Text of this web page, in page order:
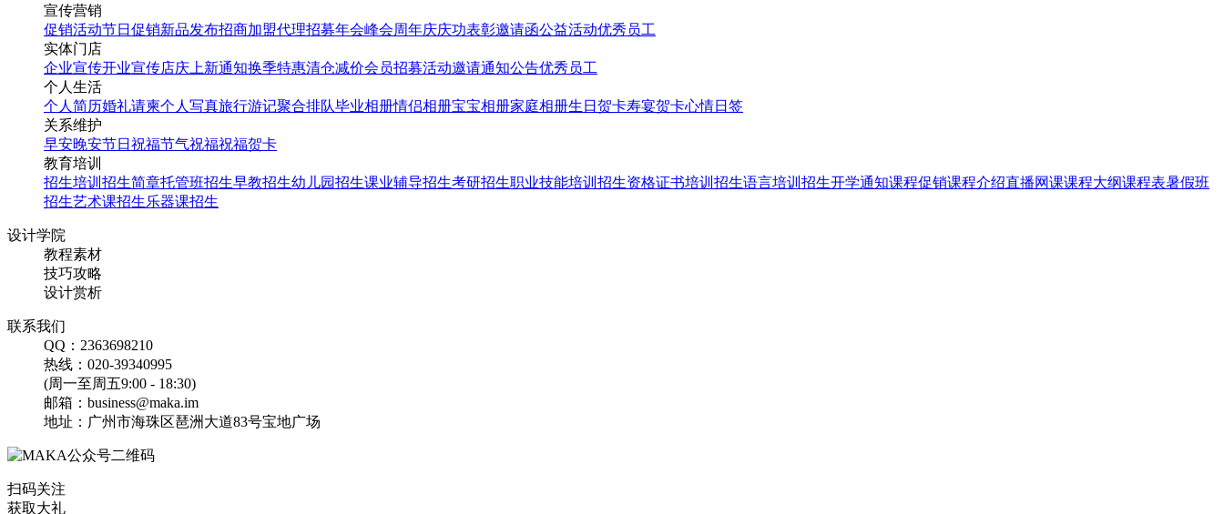
宣传营销
促销活动节日促销新品发布招商加盟代理招募年会峰会周年庆庆功表彰邀请函公益活动优秀员工
实体门店
企业宣传开业宣传店庆 上新通知换季特惠清仓减价会员招募活动邀请通知公告优秀员工
个人生活
个人简历婚礼请柬个人写真旅行游记聚合排队毕业相册情侣相册宝宝相册家庭相册生日贺卡寿宴贺卡心情日签
关系维护
早安晚安节日祝福节气祝福祝福贺卡
教育培训
招生培训 招生简章托管班招生早教招生幼儿园招生课业辅导招生考研招生职业技能培训招生资格证书培训招生语言培训招生开学通知课程促销课程介绍直播网课课程大纲课程表暑假班
招生艺术课招生乐器课招生
设计学院
教程素材
技巧攻略
设计赏析
联系我们
QQ：2363698210
热线：020-39340995
(周一至周五9:00 - 18:30)
邮箱：business@maka.im
地址：广州市海珠区琶洲大道83号宝地广场
扫码关注
获取大礼